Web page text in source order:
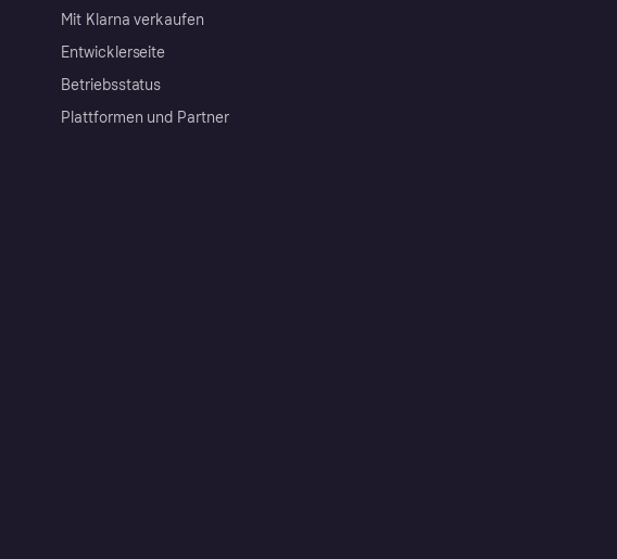
Mit Klarna verkaufen
Entwicklerseite
Betriebsstatus
Plattformen und Partner